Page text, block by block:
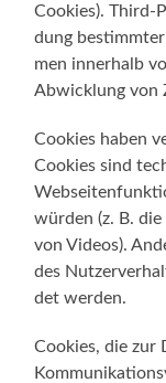
Cookies). Third-
dung
men inner­halb
Abwick­lung von
Coo­kies haben
Coo­kies sind
wür­den (z. B.
von Vide­os).
des
det werden.
Coo­kies, die zur